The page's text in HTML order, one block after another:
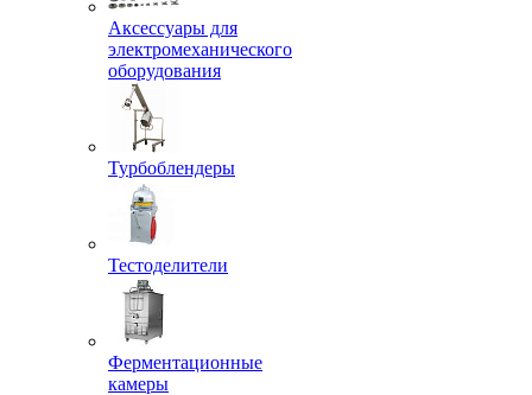
Аксессуары для
электромеханического
оборудования
Турбоблендеры
Тестоделители
Ферментационные
камеры